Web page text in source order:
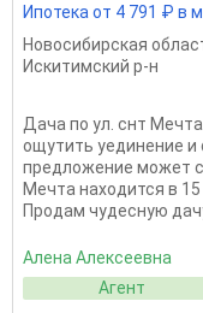
Ипотека от 4 791 ₽ в
Новосибирская
Искитимский р-н
Дача по ул. снт
ощутить уединение и
предложение может
Мечта находится в
Продам чудесную
Алена Алексеевна
Агент